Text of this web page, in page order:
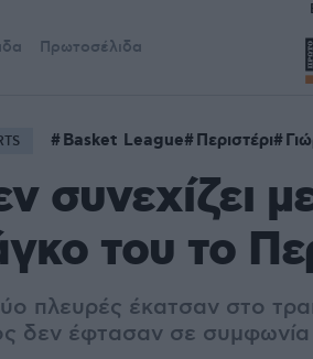
Πρωτοσέλιδα
Basket League Περιστέρι
συνεχίζει
του το
πλευρές έκατσαν στο
δεν έφτασαν σε συμφωνία